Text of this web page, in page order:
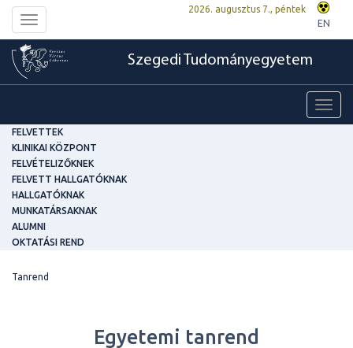
Toggle
navigation
2026. augusztus 7., péntek
EN
Szegedi Tudományegyetem
FELVETTEK
KLINIKAI KÖZPONT
FELVÉTELIZŐKNEK
FELVETT HALLGATÓKNAK
HALLGATÓKNAK
MUNKATÁRSAKNAK
ALUMNI
OKTATÁSI REND
Tanrend
Egyetemi tanrend